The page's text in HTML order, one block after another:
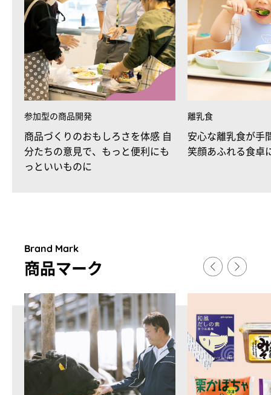
参加型の商品開発
商品づくりのおもしろさを体感 自
分たちの意見で、もっと便利にも
っといいものに
離乳食
安心な離乳食が手
笑顔あふれる食卓
Brand Mark
商品マーク